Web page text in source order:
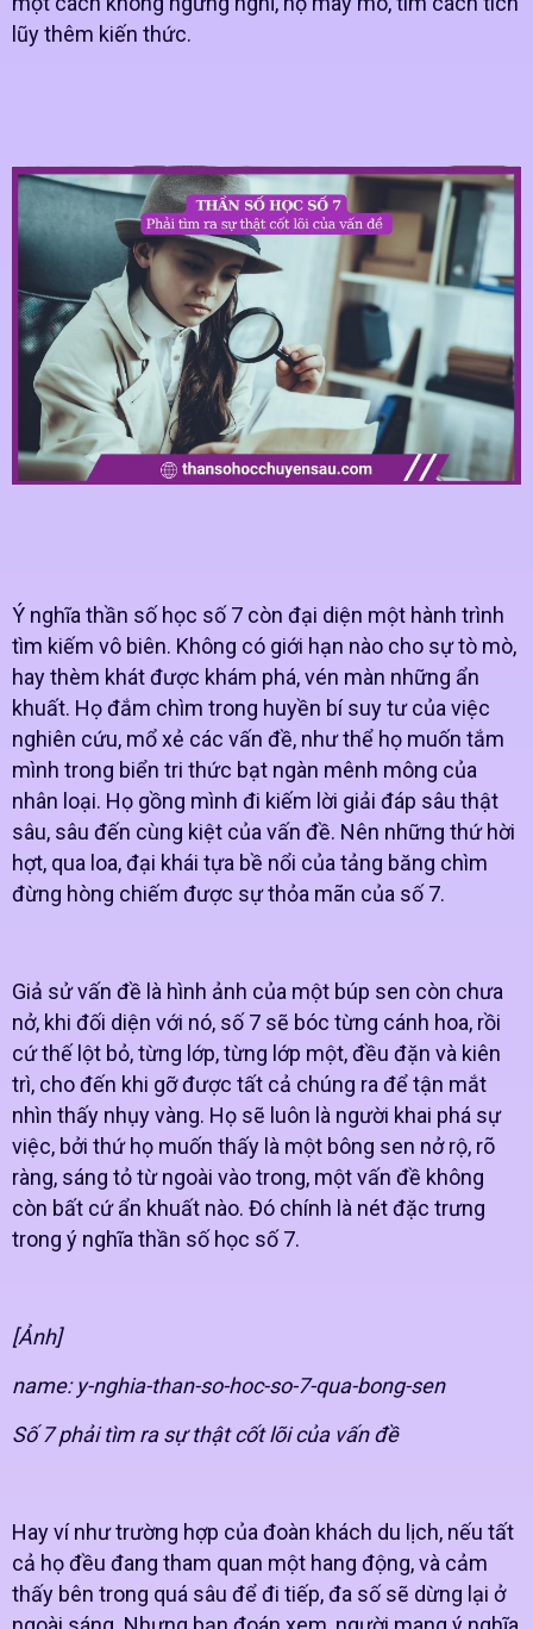
lũy thêm kiến thức.
Ý nghĩa thần số học số 7 còn đại diện một hành trình
tìm kiếm vô biên. Không có giới hạn nào cho sự tò mò,
hay thèm khát được khám phá, vén màn những ẩn
khuất. Họ đắm chìm trong huyền bí suy tư của việc
nghiên cứu, mổ xẻ các vấn đề, như thể họ muốn tắm
mình trong biển tri thức bạt ngàn mênh mông của
nhân loại. Họ gồng mình đi kiếm lời giải đáp sâu thật
sâu, sâu đến cùng kiệt của vấn đề. Nên những thứ hời
hợt, qua loa, đại khái tựa bề nổi của tảng băng chìm
đừng hòng chiếm được sự thỏa mãn của số 7.
Giả sử vấn đề là hình ảnh của một búp sen còn chưa
nở, khi đối diện với nó, số 7 sẽ bóc từng cánh hoa, rồi
cứ thế lột bỏ, từng lớp, từng lớp một, đều đặn và kiên
trì, cho đến khi gỡ được tất cả chúng ra để tận mắt
nhìn thấy nhụy vàng. Họ sẽ luôn là người khai phá sự
việc, bởi thứ họ muốn thấy là một bông sen nở rộ, rõ
ràng, sáng tỏ từ ngoài vào trong, một vấn đề không
còn bất cứ ẩn khuất nào. Đó chính là nét đặc trưng
trong ý nghĩa thần số học số 7.
[Ảnh]
name: y-nghia-than-so-hoc-so-7-qua-bong-sen
Số 7 phải tìm ra sự thật cốt lõi của vấn đề
Hay ví như trường hợp của đoàn khách du lịch, nếu tất
cả họ đều đang tham quan một hang động, và cảm
thấy bên trong quá sâu để đi tiếp, đa số sẽ dừng lại ở